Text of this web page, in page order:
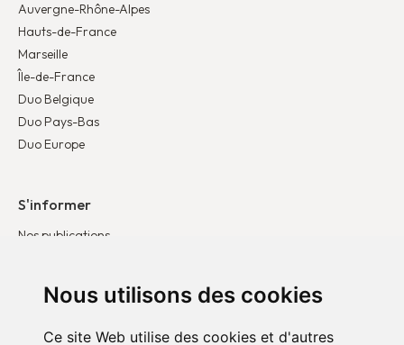
Nous utilisons des cookies
Ce site Web utilise des cookies et d'autres
Auvergne-Rhône-Alpes
Hauts-de-France
Marseille
Île-de-France
Duo Belgique
Duo Pays-Bas
Duo Europe
S'informer
Nos publications
S’engager